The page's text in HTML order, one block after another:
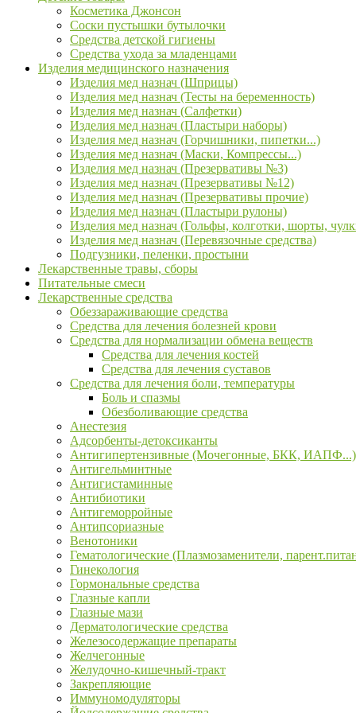
Косметика Джонсон
Соски пустышки бутылочки
Средства детской гигиены
Средства ухода за младенцами
Изделия медицинского назначения
Изделия мед назнач (Шприцы)
Изделия мед назнач (Тесты на беременность)
Изделия мед назнач (Салфетки)
Изделия мед назнач (Пластыри наборы)
Изделия мед назнач (Горчишники, пипетки...)
Изделия мед назнач (Маски, Компрессы...)
Изделия мед назнач (Презервативы №3)
Изделия мед назнач (Презервативы №12)
Изделия мед назнач (Презервативы прочие)
Изделия мед назнач (Пластыри рулоны)
Изделия мед назнач (Гольфы, колготки, шорты,
Изделия мед назнач (Перевязочные средства)
Подгузники, пеленки, простыни
Лекарственные травы, сборы
Питательные смеси
Лекарственные средства
Обеззараживающие средства
Средства для лечения болезней крови
Средства для нормализации обмена веществ
Средства для лечения костей
Средства для лечения суставов
Средства для лечения боли, температуры
Боль и спазмы
Обезболивающие средства
Анестезия
Адсорбенты-детоксиканты
Антигипертензивные (Мочегонные, БКК, ИАПФ...)
Антигельминтные
Антигистаминные
Антибиотики
Антигеморройные
Антипсориазные
Венотоники
Гематологические (Плазмозаменители,
Гинекология
Гормональные средства
Глазные капли
Глазные мази
Дерматологические средства
Железосодержащие препараты
Желчегонные
Желудочно-кишечный-тракт
Закрепляющие
Иммуномодуляторы